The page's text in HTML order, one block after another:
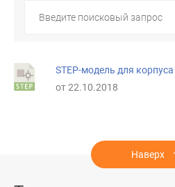
STEP-модель для
от 22.10.2018
Наверх